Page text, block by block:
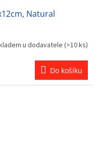
Natural
u dodavatele(>10 ks)
Do košíku